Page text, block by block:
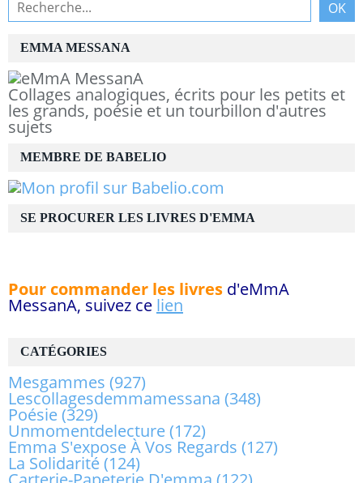
EMMA MESSANA
Collages analogiques, écrits pour les petits et
les grands, poésie et un tourbillon d'autres
sujets
CATÉGORIES
Mesgammes (927)
Lescollagesdemmamessana (348)
Poésie(329)
Unmomentdelecture(172)
Emma S'expose À Vos Regards (127)
La Solidarité(124)
MEMBRE DE BABELIO
SE PROCURER LES LIVRES D'EMMA
Pour commander les livres d'eMmA
MessanA, suivez ce lien